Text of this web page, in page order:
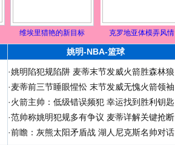
维埃里猎艳的新目标 克罗地亚体模弄风情
姚明-NBA-篮球
·姚明陷犯规陷阱 麦蒂末节发威火箭胜森林狼
·麦蒂前三节睡眼惺忪 末节发威无愧火箭领袖
·火箭主帅：低级错误频犯 幸运找到胜利钥匙
·范帅称姚明犯规多有争议 麦蒂详解关键抢断
·前瞻：灰熊太阳矛盾战 湖人尼克斯名帅对话